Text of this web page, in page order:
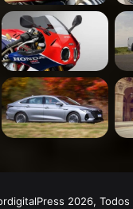
2026, Todos